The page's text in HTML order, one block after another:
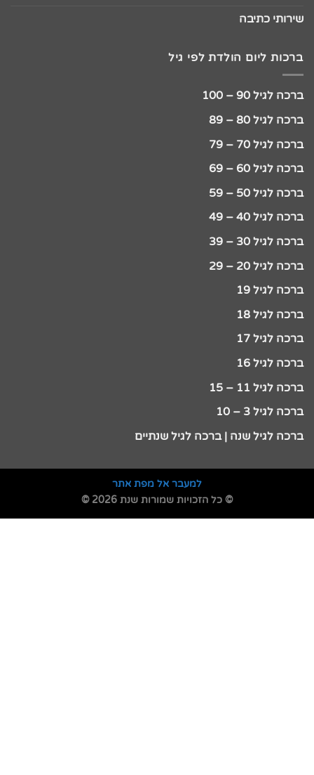
שירותי כתיבה
ברכות ליום הולדת לפי גיל
ברכה לגיל 90 – 100
ברכה לגיל 80 – 89
ברכה לגיל 70 – 79
ברכה לגיל 60 – 69
ברכה לגיל 50 – 59
ברכה לגיל 40 – 49
ברכה לגיל 30 – 39
ברכה לגיל 20 – 29
ברכה לגיל 19
ברכה לגיל 18
ברכה לגיל 17
ברכה לגיל 16
ברכה לגיל 11 – 15
ברכה לגיל 3 – 10
ברכה לגיל שנה | ברכה לגיל שנתיים
למעבר אל מפת אתר
© כל הזכויות שמורות שנת 2026 ©